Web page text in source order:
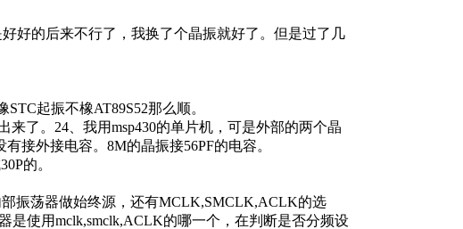
好的后来不行了，我换了个晶振就好了。但是过了几
起振不橡AT89S52那么顺。
了。24、我用msp430的单片机，可是外部的两个晶
接外接电容。8M的晶振接56PF的电容。
的。
振荡器做始终源，还有MCLK,SMCLK,ACLK的选
是使用mclk,smclk,ACLK的哪一个，在判断是否分频设